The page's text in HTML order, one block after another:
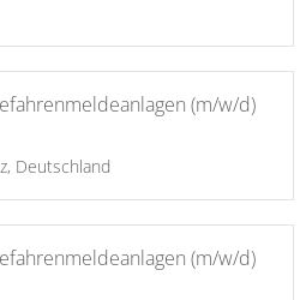
(m/w/d)
Deutschland
(m/w/d)